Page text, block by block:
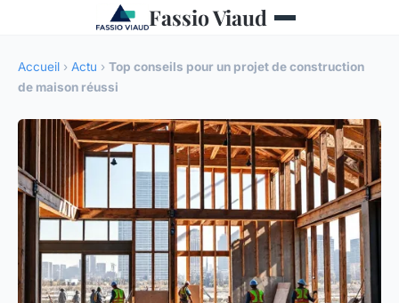
Fassio Viaud
Accueil › Actu › Top conseils pour un projet de construction
de maison réussi